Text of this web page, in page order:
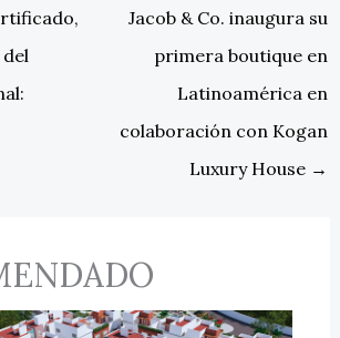
Jacob & Co. inaugura su
primera boutique en
Latinoamérica en
colaboración con Kogan
Luxury House →